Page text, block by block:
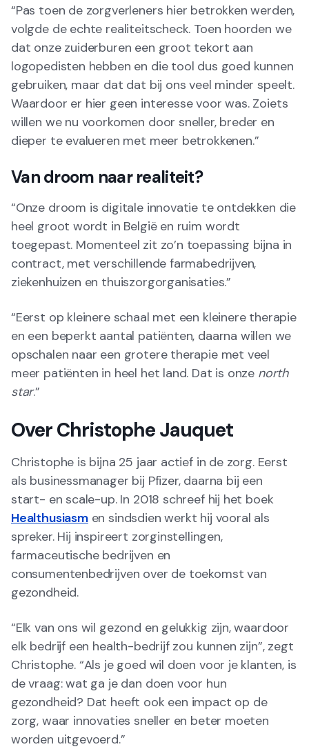
“Pas toen de zorgverleners hier betrokken werden,
volgde de echte realiteitscheck. Toen hoorden we
dat onze zuiderburen een groot tekort aan
logopedisten hebben en die tool dus goed kunnen
gebruiken, maar dat dat bij ons veel minder speelt.
Waardoor er hier geen interesse voor was. Zoiets
willen we nu voorkomen door sneller, breder en
dieper te evalueren met meer betrokkenen.”
Van droom naar realiteit?
“Onze droom is digitale innovatie te ontdekken die
heel groot wordt in België en ruim wordt
toegepast. Momenteel zit zo’n toepassing bijna in
contract, met verschillende farmabedrijven,
ziekenhuizen en thuiszorgorganisaties.”
“Eerst op kleinere schaal met een kleinere therapie
en een beperkt aantal patiënten, daarna willen we
opschalen naar een grotere therapie met veel
meer patiënten in heel het land. Dat is onze north
star.”
Over Christophe Jauquet
Christophe is bijna 25 jaar actief in de zorg. Eerst
als businessmanager bij Pfizer, daarna bij een
start- en scale-up. In 2018 schreef hij het boek
Healthusiasmen sindsdien werkt hij vooral als
spreker. Hij inspireert zorginstellingen,
farmaceutische bedrijven en
consumentenbedrijven over de toekomst van
gezondheid.
“Elk van ons wil gezond en gelukkig zijn, waardoor
elk bedrijf een health-bedrijf zou kunnen zijn”, zegt
Christophe. “Als je goed wil doen voor je klanten, is
de vraag: wat ga je dan doen voor hun
gezondheid? Dat heeft ook een impact op de
zorg, waar innovaties sneller en beter moeten
worden uitgevoerd.”